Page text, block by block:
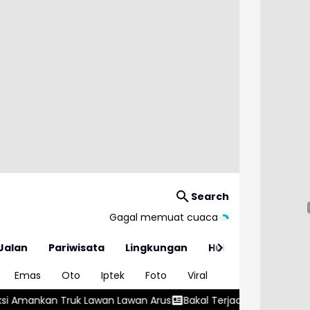
Search
Gagal memuat cuaca
Pariwisata Lingkungan
Hukum
Emas Oto Iptek Foto
Viral
Arus Bakal Terjadi Gerhana Matahari Total 12 Agustus 2026